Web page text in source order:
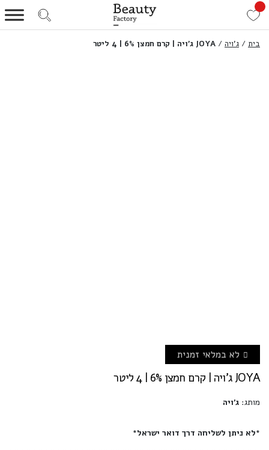
בית / ג'ויה / JOYA ג’ויה | קרם חמצן 6% | 4 ליטר
לא במלאי זמנית
JOYA ג'ויה | קרם חמצן 6% | 4 ליטר
מותג: ג'ויה
*לא ניתן לשליחה דרך דואר ישראל*